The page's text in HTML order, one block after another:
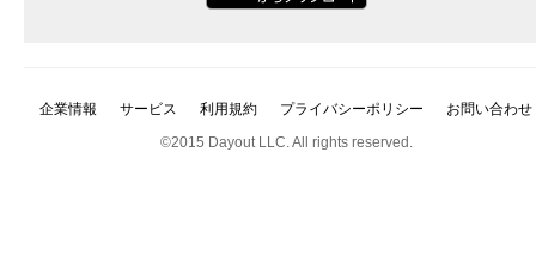
企業情報 サービス 利用規約 プライバシーポリシー
お問い合わせ
©2015 Dayout LLC. All rights reserved.